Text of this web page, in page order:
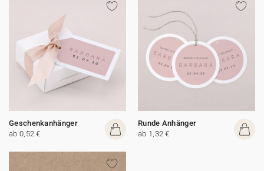
Geschenkanhänger
ab 0,52 €
Runde Anhänger
ab 1,32 €